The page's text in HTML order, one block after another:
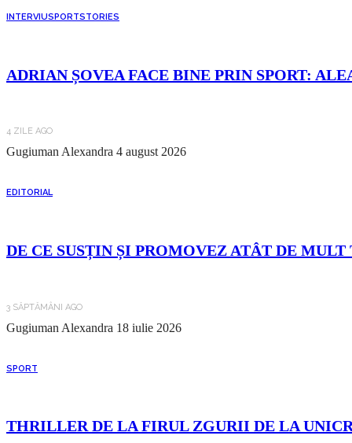
INTERVIUSPORTSTORIES
ADRIAN ȘOVEA FACE BINE PRIN SPORT:
4 ZILE AGO
Gugiuman Alexandra 4 august 2026
EDITORIAL
DE CE SUSȚIN ȘI PROMOVEZ ATÂT DE
3 SĂPTĂMÂNI AGO
Gugiuman Alexandra 18 iulie 2026
SPORT
THRILLER DE LA FIRUL ZGURII DE LA